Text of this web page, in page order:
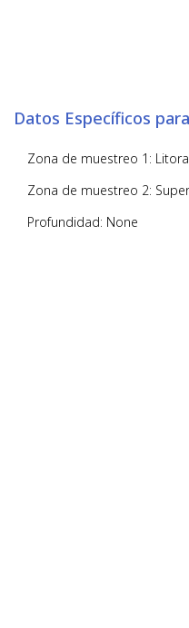
Datos Específicos
Zona de muestreo 1:
Zona de muestreo 2:
Profundidad: None